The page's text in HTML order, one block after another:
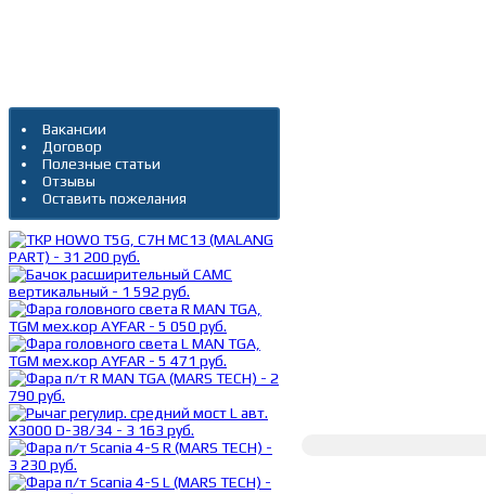
Вакансии
Договор
Полезные статьи
Отзывы
Оставить пожелания